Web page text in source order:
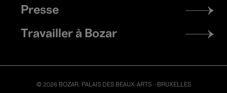
Presse
Travailler à Bozar
© 2026 BOZAR. PALAIS DES BEAUX-ARTS - BRUXELLES